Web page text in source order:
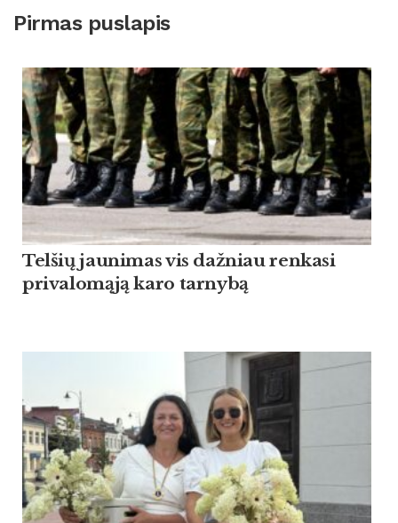
Pirmas puslapis
Tel­šių jau­ni­mas vis daž­niau ren­ka­si
pri­va­lomąją ka­ro tar­nybą